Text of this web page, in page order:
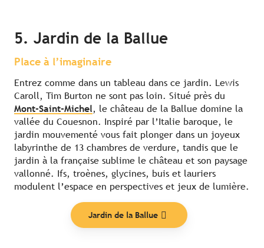
5. Jardin de la Ballue
Place à l’imaginaire
Entrez comme dans un tableau dans ce jardin. Lewis
Caroll, Tim Burton ne sont pas loin. Situé près du
Mont-Saint-Michel, le château de la Ballue domine la
vallée du Couesnon. Inspiré par l’Italie baroque, le
jardin mouvementé vous fait plonger dans un joyeux
labyrinthe de 13 chambres de verdure, tandis que le
jardin à la française sublime le château et son paysage
vallonné. Ifs, troènes, glycines, buis et lauriers
modulent l’espace en perspectives et jeux de lumière.
Jardin de la Ballue